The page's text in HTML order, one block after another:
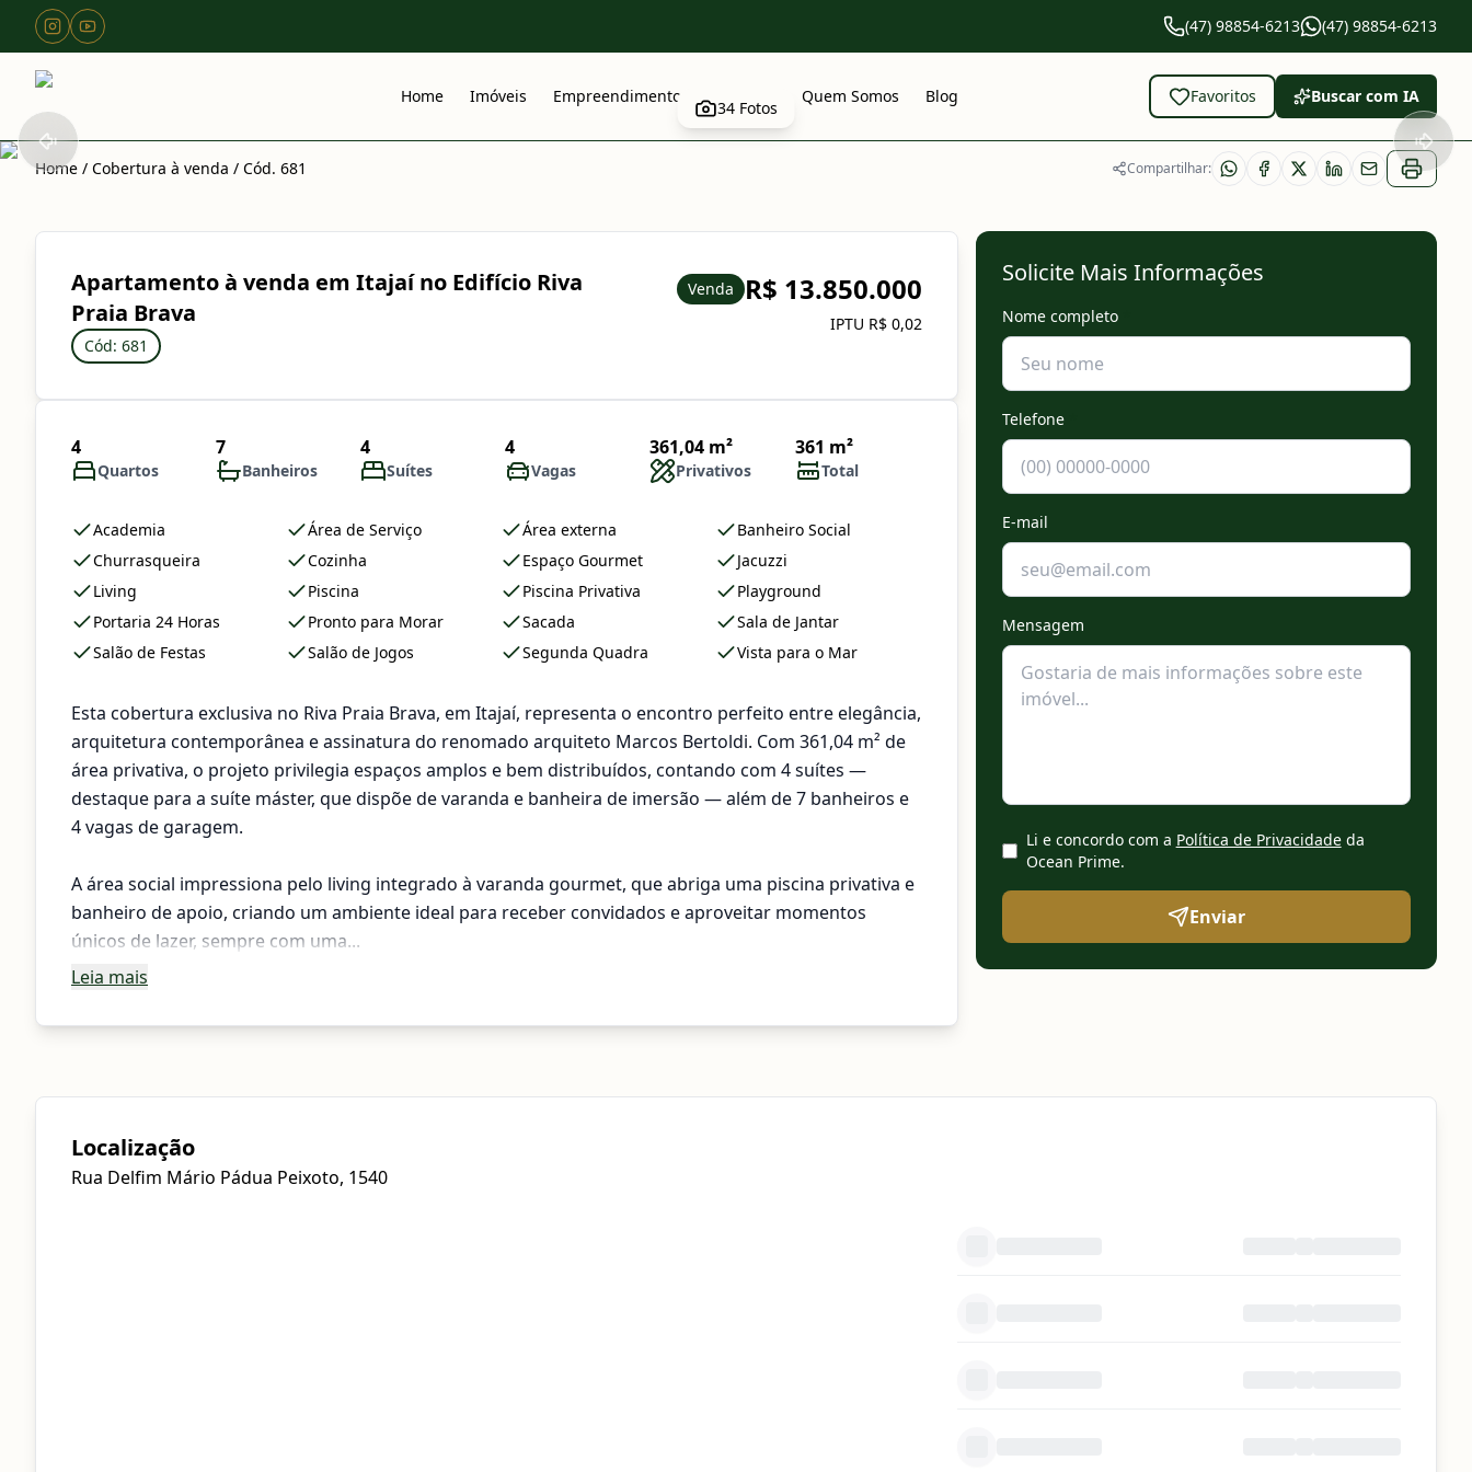
(47) 98854-6213 (47) 98854-6213
Home Imóveis Empreendimentos Quem Somos Blog Favoritos Buscar com IA
34 Fotos
Home / Cobertura à venda / Cód. 681 Compartilhar:
Apartamento à venda em Itajaí no Edifício Riva
Praia Brava
Cód: 681
Venda R$ 13.850.000
IPTU R$ 0,02
4
Quartos
7
Banheiros
4
Suítes
4
Vagas
361,04 m²
Privativos
361 m²
Total
Academia Área de Serviço Área externa
Banheiro Social
Churrasqueira
Cozinha Espaço Gourmet
Jacuzzi
Living
Piscina Piscina Privativa
Playground
Portaria 24 Horas
Pronto para Morar Sacada
Sala de Jantar
Salão de Festas
Salão de Jogos Segunda Quadra Vista para o Mar
Esta cobertura exclusiva no Riva Praia Brava, em Itajaí, representa o encontro perfeito entre elegância,
arquitetura contemporânea e assinatura do renomado arquiteto Marcos Bertoldi. Com 361,04 m² de
área privativa, o projeto privilegia espaços amplos e bem distribuídos, contando com 4 suítes —
destaque para a suíte máster, que dispõe de varanda e banheira de imersão — além de 7 banheiros e
4 vagas de garagem.
A área social impressiona pelo living integrado à varanda gourmet, que abriga uma piscina privativa e
banheiro de apoio, criando um ambiente ideal para receber convidados e aproveitar momentos
únicos de lazer, sempre com uma...
Leia mais
Solicite Mais Informações
Nome completo
Telefone
E-mail
Mensagem
Li e concordo com a Política de Privacidadeda
Ocean Prime.
Enviar
Localização
Rua Delfim Mário Pádua Peixoto, 1540